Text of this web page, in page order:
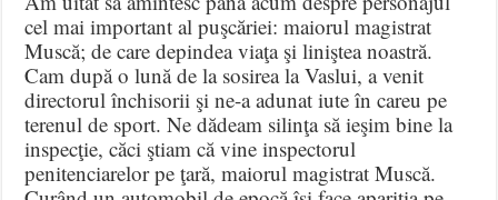
cel mai important al puşcăriei: maiorul magistrat
Muscă; de care depindea viaţa şi liniştea noastră.
Cam după o lună de la sosirea la Vaslui, a venit
directorul închisorii şi ne-a adunat iute în careu pe
terenul de sport. Ne dădeam silinţa să ieşim bine la
inspecţie, căci ştiam că vine inspectorul
penitenciarelor pe ţară, maiorul magistrat Muscă.